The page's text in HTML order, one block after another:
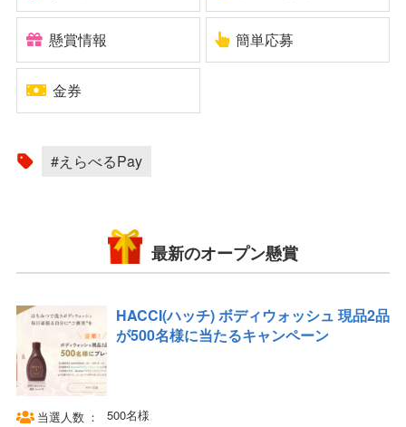
懸賞情報 簡単応募
金券
#えらべるPay
最新のオープン懸賞
HACCI(ハッチ) ボディウォッシュ 現品2品
が500名様に当たるキャンペーン
当選人数
500名様